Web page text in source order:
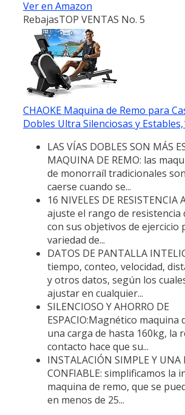
Ver en Amazon
RebajasTOP VENTAS No. 5
CHAOKE Maquina de Remo para
Dobles Ultra Silenciosas y
LAS VÍAS DOBLES SON MÁS
MAQUINA DE REMO: las
de monorraíl tradicionales
caerse cuando se...
16 NIVELES DE RESISTENCIA
ajuste el rango de resistencia
con sus objetivos de ejercicio
variedad de...
DATOS DE PANTALLA
tiempo, conteo, velocidad,
y otros datos, según los
ajustar en cualquier...
SILENCIOSO Y AHORRO DE
ESPACIO:Magnético maquina
una carga de hasta 160kg, la
contacto hace que su...
INSTALACIÓN SIMPLE Y UNA
CONFIABLE: simplificamos la
maquina de remo, que se
en menos de 25...